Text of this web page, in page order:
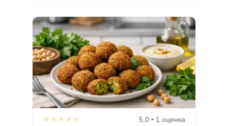
★★★★★ 5,0 • 1 оценка